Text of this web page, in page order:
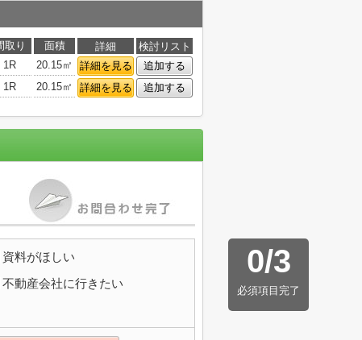
取り 面積 詳細
検討リスト
1R 20.15㎡ 詳細を見る
追加する
1R 20.15㎡ 詳細を見る 追加する
0/3
必須項目完了
資料がほしい
不動産会社に行きたい